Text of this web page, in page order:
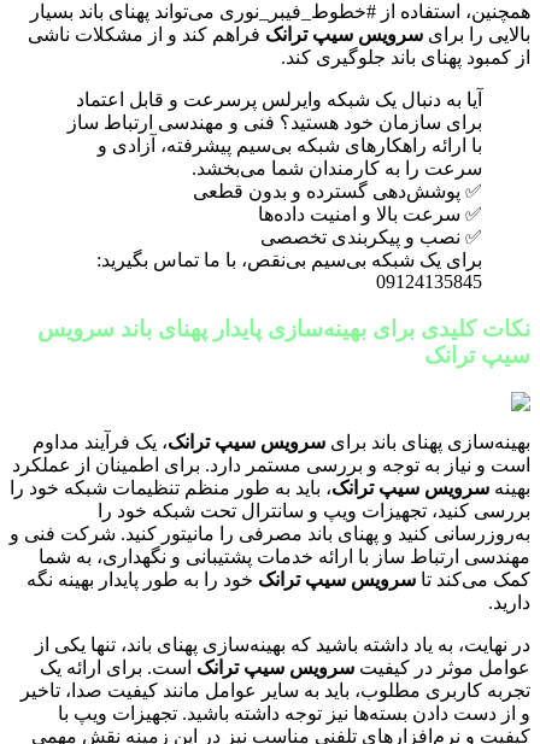
همچنین، استفاده از #خطوط_فیبر_نوری می‌تواند پهنای باند بسیار
بالایی را برای سرویس سیپ ترانک فراهم کند و از مشکلات ناشی
از کمبود پهنای باند جلوگیری کند.
آیا به دنبال یک شبکه وایرلس پرسرعت و قابل اعتماد
برای سازمان خود هستید؟ فنی و مهندسی ارتباط ساز
با ارائه راهکارهای شبکه بی‌سیم پیشرفته، آزادی و
سرعت را به کارمندان شما می‌بخشد.
✅ پوشش‌دهی گسترده و بدون قطعی
✅ سرعت بالا و امنیت داده‌ها
✅ نصب و پیکربندی تخصصی
برای یک شبکه بی‌سیم بی‌نقص، با ما تماس بگیرید:
09124135845
نکات کلیدی برای بهینه‌سازی پایدار پهنای باند سرویس
سیپ ترانک
بهینه‌سازی پهنای باند برای سرویس سیپ ترانک، یک فرآیند مداوم
است و نیاز به توجه و بررسی مستمر دارد. برای اطمینان از عملکرد
بهینه سرویس سیپ ترانک، باید به طور منظم تنظیمات شبکه خود را
بررسی کنید، تجهیزات ویپ و سانترال تحت شبکه خود را
به‌روزرسانی کنید و پهنای باند مصرفی را مانیتور کنید. شرکت فنی و
مهندسی ارتباط ساز با ارائه خدمات پشتیبانی و نگهداری، به شما
کمک می‌کند تا سرویس سیپ ترانک خود را به طور پایدار بهینه نگه
دارید.
در نهایت، به یاد داشته باشید که بهینه‌سازی پهنای باند، تنها یکی از
عوامل موثر در کیفیت سرویس سیپ ترانک است. برای ارائه یک
تجربه کاربری مطلوب، باید به سایر عوامل مانند کیفیت صدا، تاخیر
و از دست دادن بسته‌ها نیز توجه داشته باشید. تجهیزات ویپ با
کیفیت و نرم‌افزارهای تلفنی مناسب نیز در این زمینه نقش مهمی